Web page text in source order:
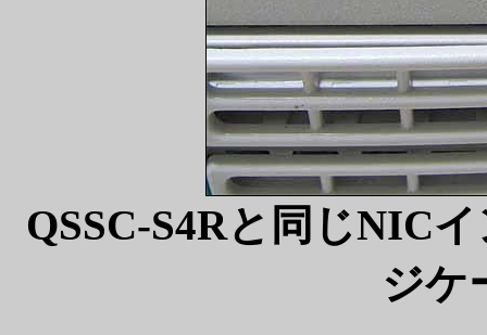
QSSC-S4Rと同じNIC
ジケ